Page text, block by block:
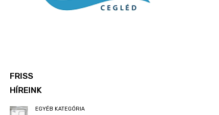
FRISS
HÍREINK
EGYÉB KATEGÓRIA